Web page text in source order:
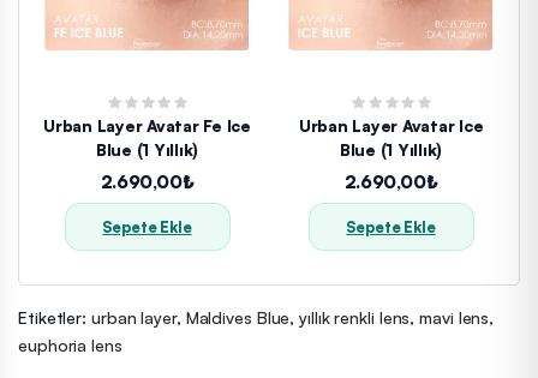
Urban Layer Avatar Fe Ice
Blue (1 Yıllık)
2.690,00₺
Sepete Ekle
Urban Layer Avatar Ice
Blue (1 Yıllık)
2.690,00₺
Sepete Ekle
Etiketler: urban layer, Maldives Blue,yıllık renkli lens,mavi lens,
euphoria lens